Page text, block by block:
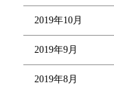
2019年10月
2019年9月
2019年8月